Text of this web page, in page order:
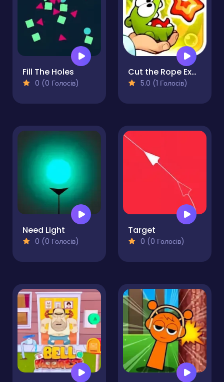
Fill The Holes
0 (0 Голосів)
Cut the Rope Experiments
5.0 (1 Голосів)
Need Light
0 (0 Голосів)
Target
0 (0 Голосів)